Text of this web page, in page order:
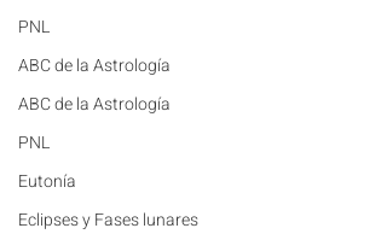
PNL
ABC de la Astrología
ABC de la Astrología
PNL
Eutonía
Eclipses y Fases lunares